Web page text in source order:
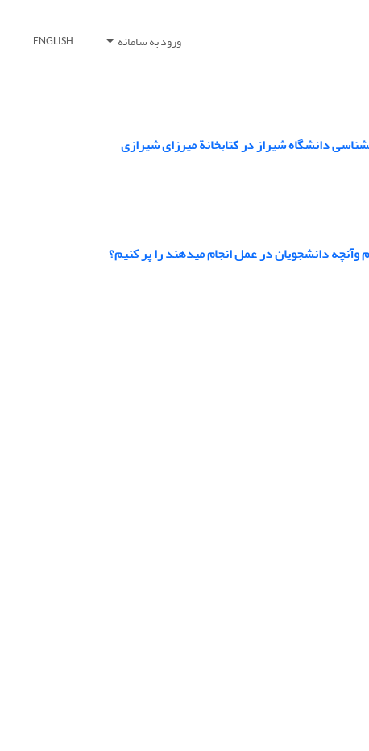
ورود به سامانه ENGLISH
دانشگاه شیراز در کتابخانة میرزای شیرازی
دانشجویان در عمل انجام می‏دهند را پر کنیم؟